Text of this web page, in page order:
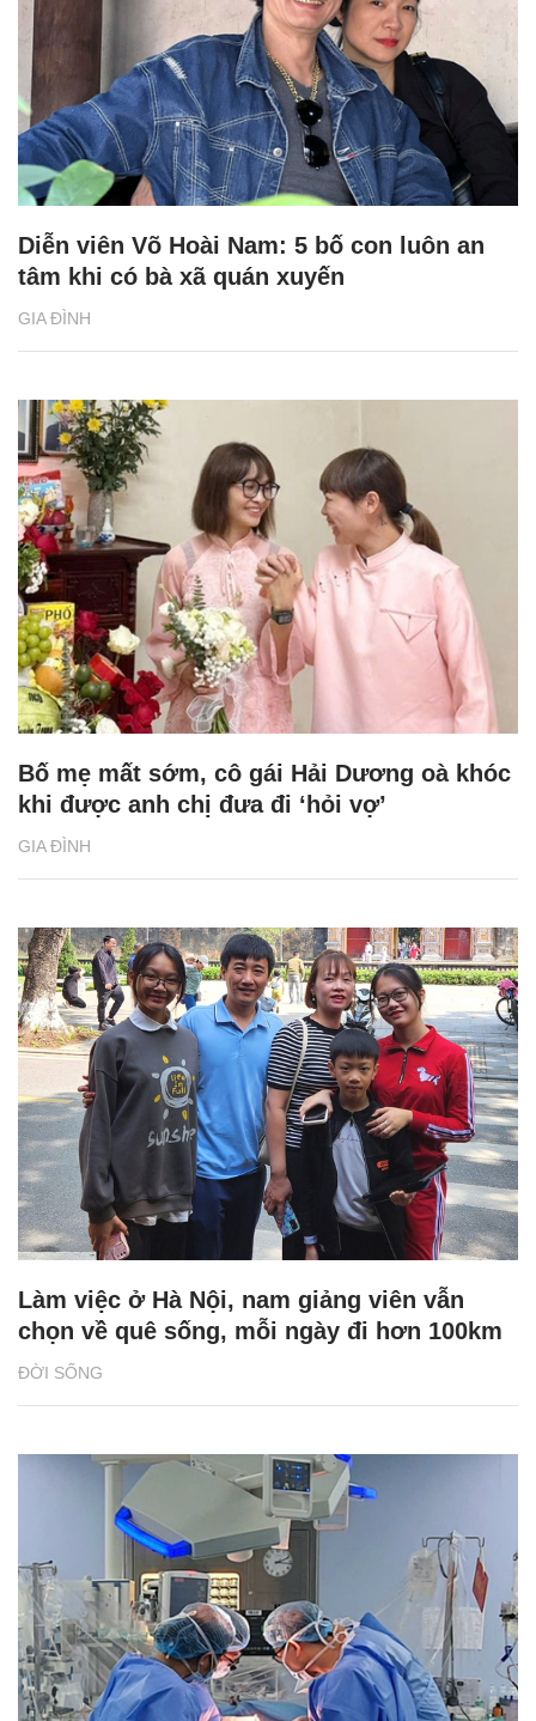
GIA ĐÌNH
Diễn viên Võ Hoài Nam: 5 bố con luôn an
tâm khi có bà xã quán xuyến
GIA ĐÌNH
Bố mẹ mất sớm, cô gái Hải Dương oà khóc
khi được anh chị đưa đi ‘hỏi vợ’
ĐỜI SỐNG
Làm việc ở Hà Nội, nam giảng viên vẫn
chọn về quê sống, mỗi ngày đi hơn 100km